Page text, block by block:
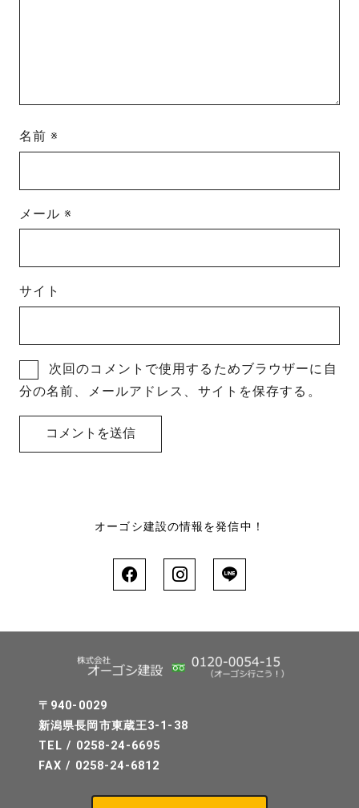
名前※
メール※
サイト
次回のコメントで使用するためブラウザーに自
分の名前、メールアドレス、サイトを保存する。
オーゴシ建設の情報を発信中！
〒940-0029
新潟県長岡市東蔵王3-1-38
TEL / 0258-24-6695
FAX / 0258-24-6812